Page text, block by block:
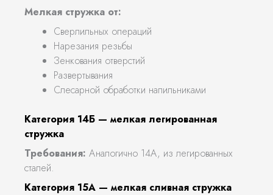
Мелкая стружка от:
Сверлильных операций
Нарезания резьбы
Зенкования отверстий
Развертывания
Слесарной обработки напильниками
Категория 14Б — мелкая легированная
стружка
Требования: Аналогично 14А, из легированных
сталей.
Категория 15А — мелкая сливная стружка